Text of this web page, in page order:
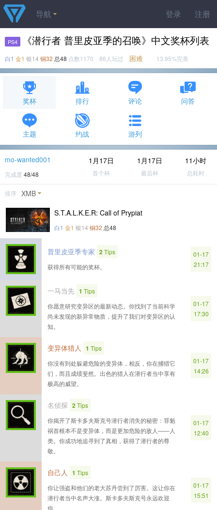
登录 注册
导航
PS4 《潜行者 普里皮亚季的召唤》中文奖杯列表
白1 金1 银14 铜32 总48 点数1170 86人玩过 困难 13.95%完美
奖杯 排行 评论 问答
主题 约战 游列
mo-wanted001
完成度 48/48
1月17日
首个杯
1月17日
最后杯
11小时
总耗时
排序 XMB
S.T.A.L.K.E.R: Call of Prypiat
白1 金1 银14 铜32 总48
普里皮亚季专家 2Tips
获得所有可能的奖杯。
01-17
21:17
一马当先 1 Tips
你愿意研究变异区的最新动态。你找到了当前科学
尚未发现的新异常物质，提升了我们对变异区的认
知。
01-17
17:30
变异体猎人 1 Tips
你没有到处躲避危险的变异体，相反，你在捕猎它
们，而且成绩斐然。出色的猎人在潜行者当中享有
极高的威望。
01-17
14:26
名侦探 2Tips
你揭开了斯卡多夫斯克号潜行者消失的秘密：罪魁
祸首根本不是变异体，而是更加危险的敌人——人
类。你成功地追寻到了真相，获得了潜行者的尊
敬。
01-17
12:40
自己人 1 Tips
你让强盗和他们的老大苏丹尝到了厉害。这让你在
潜行者当中名声大涨。斯卡多夫斯克号永远欢迎
你。
01-17
15:51